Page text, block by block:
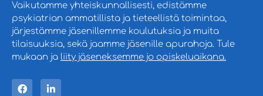
Vaikutamme yhteiskunnallisesti, edistämme
psykiatrian ammatillista ja tieteellistä toimintaa,
järjestämme jäsenillemme koulutuksia ja muita
tilaisuuksia, sekä jaamme jäsenille apurahoja. Tule
mukaan ja liity jäseneksemme jo opiskeluaikana.